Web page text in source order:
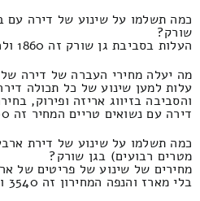
כמה תשלמו על שינוע של דירה עם
שורק?
העלות בסביבת גן שורק זה 1860 ולכל היותר 1990 שקל חדש.
מה יעלה מחירי העברה של דירה של 3 חדרים באיזור גן שורק?
והסביבה בזיווג אריזה ופירוק,
דירה עם נשואים טריים המחיר זה 2300 ולכל היותר 1450 ש"ח.
מטרים רבועים) בגן שורק?
מחירים של שינוע של פריטים של
בלי מארז והנפה המחירון זה 3540 ולכל היותר 1820 ש"ח.